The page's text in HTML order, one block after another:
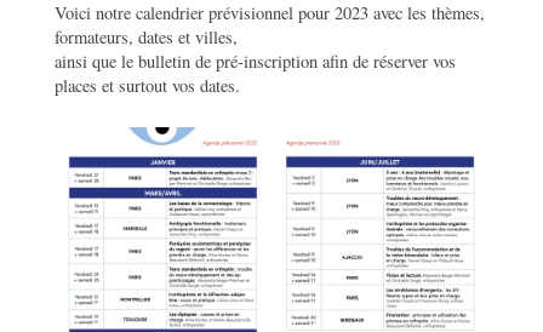
Voici notre calendrier prévisionnel pour 2023 avec les thèmes,
formateurs, dates et villes,
ainsi que le bulletin de pré-inscription afin de réserver vos
places et surtout vos dates.